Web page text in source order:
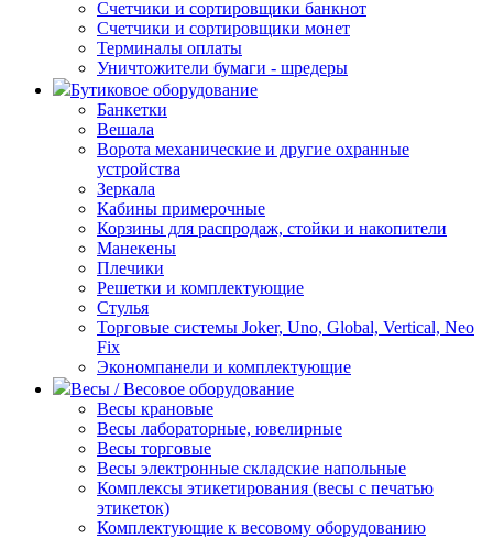
Счетчики и сортировщики банкнот
Счетчики и сортировщики монет
Терминалы оплаты
Уничтожители бумаги - шредеры
Бутиковое оборудование
Банкетки
Вешала
Ворота механические и другие охранные
устройства
Зеркала
Кабины примерочные
Корзины для распродаж, стойки и накопители
Манекены
Плечики
Решетки и комплектующие
Стулья
Торговые системы Joker, Uno, Global, Vertical, Neo
Fix
Экономпанели и комплектующие
Весы / Весовое оборудование
Весы крановые
Весы лабораторные, ювелирные
Весы торговые
Весы электронные складские напольные
Комплексы этикетирования (весы с печатью
этикеток)
Комплектующие к весовому оборудованию